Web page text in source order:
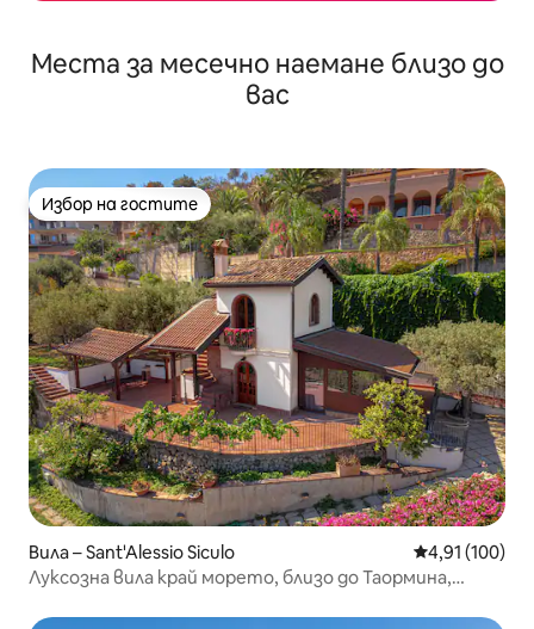
Места за месечно наемане близо до
вас
Избор на гостите
Избор на гостите
Вила – Sant'Alessio Siculo Средна
4,91 (100)
Луксозна вила край морето, близо до Таормина,